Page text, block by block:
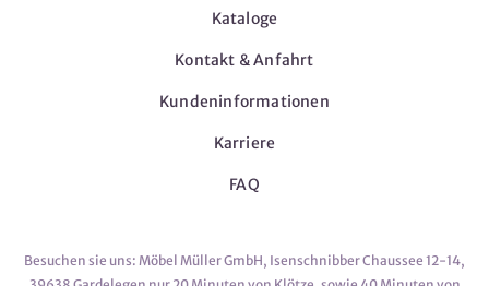
Kataloge
Kontakt & Anfahrt
Kundeninformationen
Karriere
FAQ
Besuchen sie uns: Möbel Müller GmbH, Isenschnibber Chaussee 12-14,